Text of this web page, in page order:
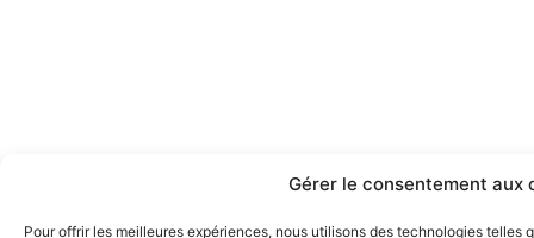
Gérer le consentement aux
Pour offrir les meilleures expériences, nous utilisons des technologies